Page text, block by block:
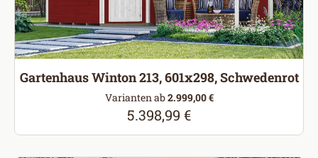
Gartenhaus Winton 213, 601x298, Schwedenrot
Varianten ab2.999,00 €
Regulärer Preis:
5.398,99 €